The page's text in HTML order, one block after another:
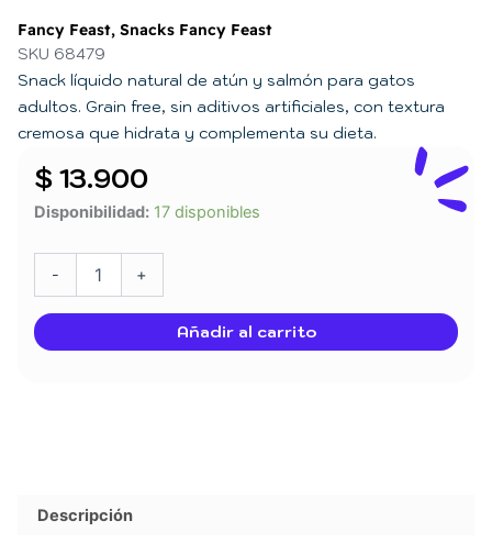
Fancy Feast, Snacks Fancy Feast
SKU 68479
Snack líquido natural de atún y salmón para gatos
adultos. Grain free, sin aditivos artificiales, con textura
cremosa que hidrata y complementa su dieta.
$13.900
Disponibilidad: 17 disponibles
-
Snack
para
gatos
Fancy
Feast®
Purée
PURINA
+
Añadir al carrito
Descripción